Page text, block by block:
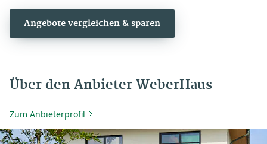
Angebote vergleichen & sparen
Über den Anbieter WeberHaus
Zum Anbieterprofil